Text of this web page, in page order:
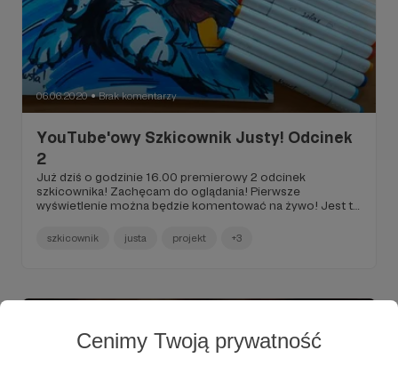
Cenimy Twoją prywatność
06.06.2020 ● Brak komentarzy
YouTube'owy Szkicownik Justy! Odcinek
2
Już dziś o godzinie 16.00 premierowy 2 odcinek
szkicownika! Zachęcam do oglądania! Pierwsze
wyświetlenie można będzie komentować na żywo! Jest to
pisać jakie postacie rysować w kolejnych odcinkach!
szkicownik justa projekt +3